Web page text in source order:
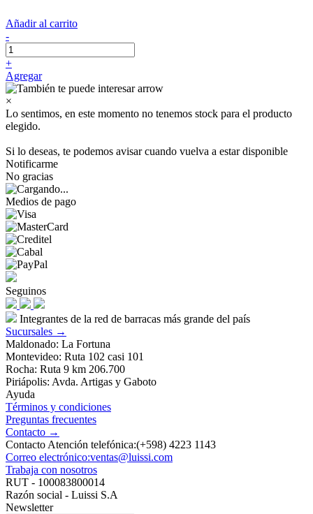
Añadir al carrito
-
+
Agregar
×
Lo sentimos, en este momento no tenemos stock para el producto
elegido.
Si lo deseas, te podemos avisar cuando vuelva a estar disponible
Notificarme
No gracias
Medios de pago
Seguinos
Integrantes de la red de barracas más grande del país
Sucursales →
Maldonado: La Fortuna
Montevideo: Ruta 102 casi 101
Rocha: Ruta 9 km 206.700
Piriápolis: Avda. Artigas y Gaboto
Ayuda
Términos y condiciones
Preguntas frecuentes
Contacto →
Contacto Atención telefónica:(+598) 4223 1143
Correo electrónico:ventas@luissi.com
Trabaja con nosotros
RUT - 100083800014
Razón social - Luissi S.A
Newsletter